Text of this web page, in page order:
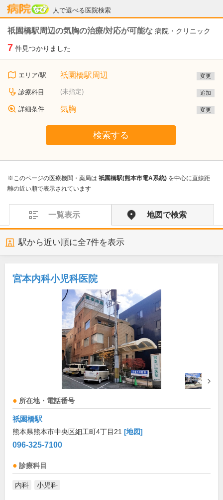
人で選べる医院検索
病院なび
祇園橋駅周辺の気胸の治療/対応が可能な 病院・クリニック
7 件見つかりました
エリア/駅 祇園橋駅周辺 変更
診療科目 (未指定) 追加
詳細条件 気胸 変更
検索する
※このページの医療機関・薬局は 祇園橋駅(熊本市電A系統) を中心に直線距
離の近い順で表示されています
一覧表示 地図で検索
駅から近い順に全7件を表示
宮本内科小児科医院
所在地・電話番号
祇園橋駅
熊本県熊本市中央区細工町4丁目21 [地図]
096-325-7100
診療科目
内科 小児科